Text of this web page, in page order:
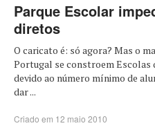
Parque Escolar
diretos
O caricato é: só agora? Mas o
Portugal se constroem Escolas
devido ao número mínimo de
dar ...
Criado em 12 maio 2010